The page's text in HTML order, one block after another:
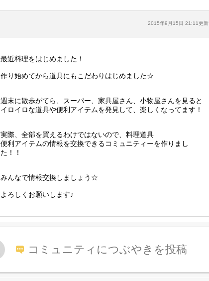
2015年9月15日 21:11更新
最近料理をはじめました！
作り始めてから道具にもこだわりはじめました☆
週末に散歩がてら、スーパー、家具屋さん、小物屋さんを見ると
イロイロな道具や便利アイテムを発見して、楽しくなってます！
実際、全部を買えるわけではないので、料理道具
便利アイテムの情報を交換できるコミュニティーを作りまし
た！！
みんなで情報交換しましょう☆
よろしくお願いします♪
コミュニティにつぶやきを投稿